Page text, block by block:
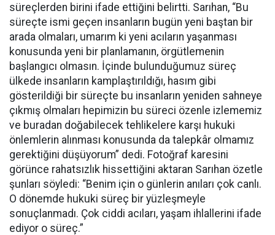
süreçlerden birini ifade ettiğini belirtti. Sarıhan, “Bu
süreçte ismi geçen insanların bugün yeni baştan bir
arada olmaları, umarım ki yeni acıların yaşanması
konusunda yeni bir planlamanın, örgütlemenin
başlangıcı olmasın. İçinde bulunduğumuz süreç
ülkede insanların kamplaştırıldığı, hasım gibi
gösterildiği bir süreçte bu insanların yeniden sahneye
çıkmış olmaları hepimizin bu süreci özenle izlememiz
ve buradan doğabilecek tehlikelere karşı hukuki
önlemlerin alınması konusunda da talepkâr olmamız
gerektiğini düşüyorum” dedi. Fotoğraf karesini
görünce rahatsızlık hissettiğini aktaran Sarıhan özetle
şunları söyledi: “Benim için o günlerin anıları çok canlı.
O dönemde hukuki süreç bir yüzleşmeyle
sonuçlanmadı. Çok ciddi acıları, yaşam ihlallerini ifade
ediyor o süreç.”